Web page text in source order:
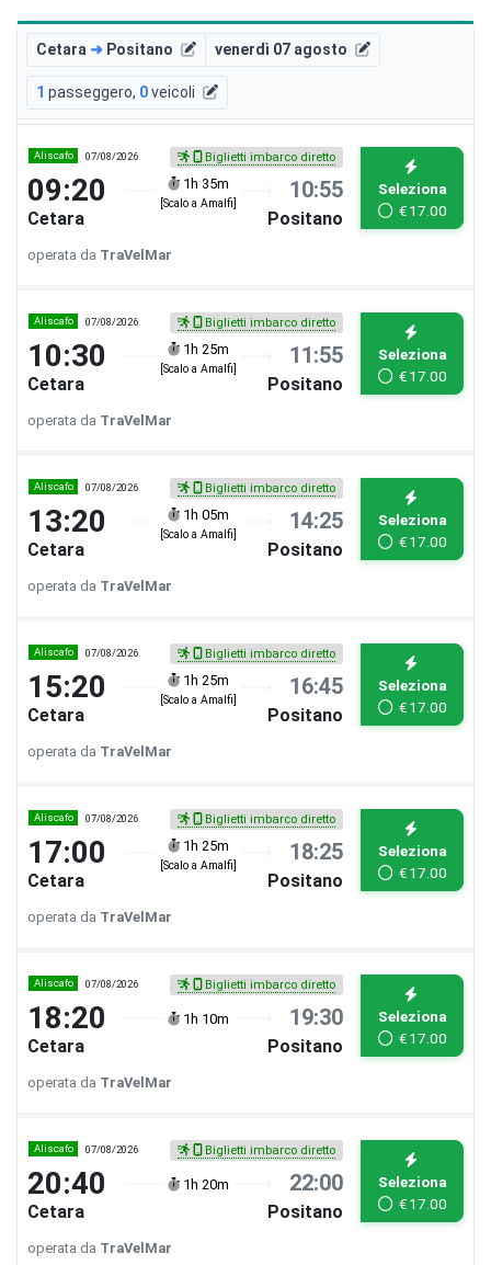
Cetara ➜ Positano venerdì 07 agosto
1 passeggero, 0veicoli
Aliscafo 07/08/2026 Biglietti imbarco diretto
09:20 1h 35m
[Scalo a Amalfi]
10:55
Cetara Positano
Seleziona
€17.00
operata da TraVelMar
Aliscafo 07/08/2026 Biglietti imbarco diretto
10:30 1h 25m
[Scalo a Amalfi]
11:55
Cetara Positano
Seleziona
€17.00
operata da TraVelMar
Aliscafo 07/08/2026 Biglietti imbarco diretto
13:20 1h 05m
[Scalo a Amalfi]
14:25
Cetara Positano
Seleziona
€17.00
operata da TraVelMar
Aliscafo 07/08/2026 Biglietti imbarco diretto
15:20 1h 25m
[Scalo a Amalfi]
16:45
Cetara Positano
Seleziona
€17.00
operata da TraVelMar
Aliscafo 07/08/2026 Biglietti imbarco diretto
17:00 1h 25m
[Scalo a Amalfi]
18:25
Cetara Positano
Seleziona
€17.00
operata da TraVelMar
Aliscafo 07/08/2026 Biglietti imbarco diretto
18:20 1h 10m 19:30
Cetara Positano
Seleziona
€17.00
operata da TraVelMar
Aliscafo 07/08/2026 Biglietti imbarco diretto
20:40 1h 20m 22:00
Cetara Positano
Seleziona
€17.00
operata da TraVelMar